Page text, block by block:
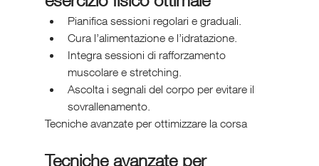
Pianifica sessioni regolari e graduali.
Cura l’alimentazione e l’idratazione.
Integra sessioni di rafforzamento
muscolare e stretching.
Ascolta i segnali del corpo per evitare il
sovrallenamento.
Tecniche avanzate per ottimizzare la corsa
Tecniche avanzate per